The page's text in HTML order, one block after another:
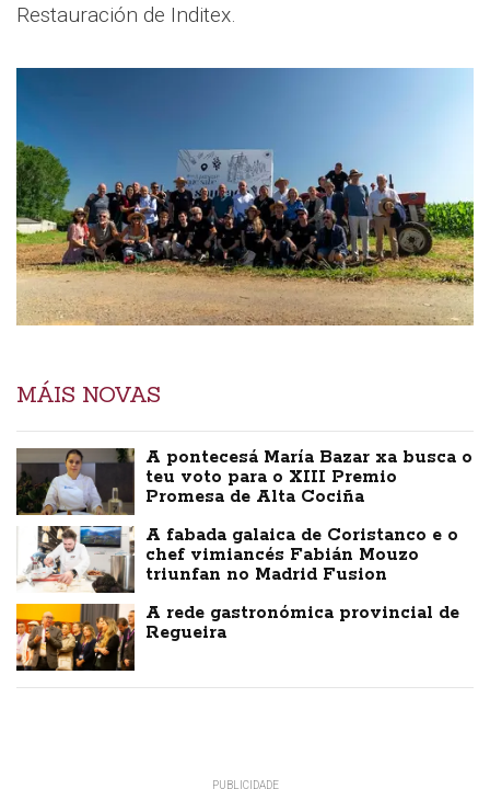
Restauración de Inditex.
MÁIS NOVAS
A pontecesá María Bazar xa busca o
teu voto para o XIII Premio
Promesa de Alta Cociña
A fabada galaica de Coristanco e o
chef vimiancés Fabián Mouzo
triunfan no Madrid Fusion
A rede gastronómica provincial de
Regueira